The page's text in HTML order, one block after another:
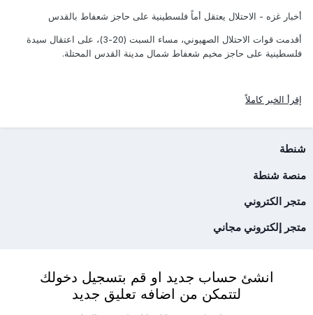
أخبار غزه - الاحتلال يعتقل أماً فلسطينية على حاجز شعفاط بالقدس
أقدمت قوات الاحتلال الصهيوني، مساء السبت (20-3)، على اعتقال سيدة
فلسطينية على حاجز مخيم شعفاط شمال مدينة القدس المحتلة.
إقرأ الخبر كاملاً
شنطة
منصة شنطة
متجر الكتروني
متجر إلكتروني مجاني
انشئ حساب جديد او قم بتسجيل دخولك
لتتمكن من اضافه تعليق جديد